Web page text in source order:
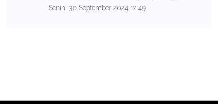
Senin, 30 September 2024 12:49